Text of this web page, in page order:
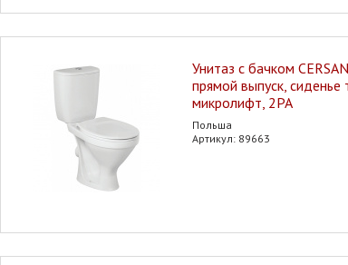
Унитаз с бачком
прямой выпуск, сиденье
микролифт, 2РА
Польша
Артикул: 89663